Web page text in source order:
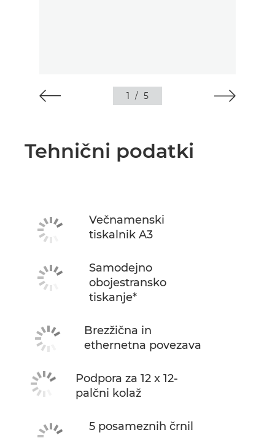
1 / 5
Tehnični podatki
Večnamenski
tiskalnik A3
Samodejno
obojestransko
tiskanje*
Brezžična in
ethernetna povezava
Podpora za 12 x 12-
palčni kolaž
5 posameznih črnil